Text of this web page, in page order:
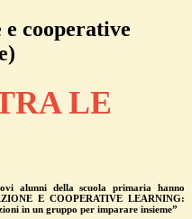
cooperative
LE
alunni della scuola primaria hanno
E COOPERATIVE LEARNING:
in un gruppo per imparare insieme”